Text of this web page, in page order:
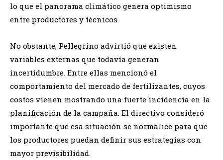
lo que el panorama climático genera optimismo
entre productores y técnicos.
No obstante, Pellegrino advirtió que existen
variables externas que todavía generan
incertidumbre. Entre ellas mencionó el
comportamiento del mercado de fertilizantes, cuyos
costos vienen mostrando una fuerte incidencia en la
planificación de la campaña. El directivo consideró
importante que esa situación se normalice para que
los productores puedan definir sus estrategias con
mayor previsibilidad.